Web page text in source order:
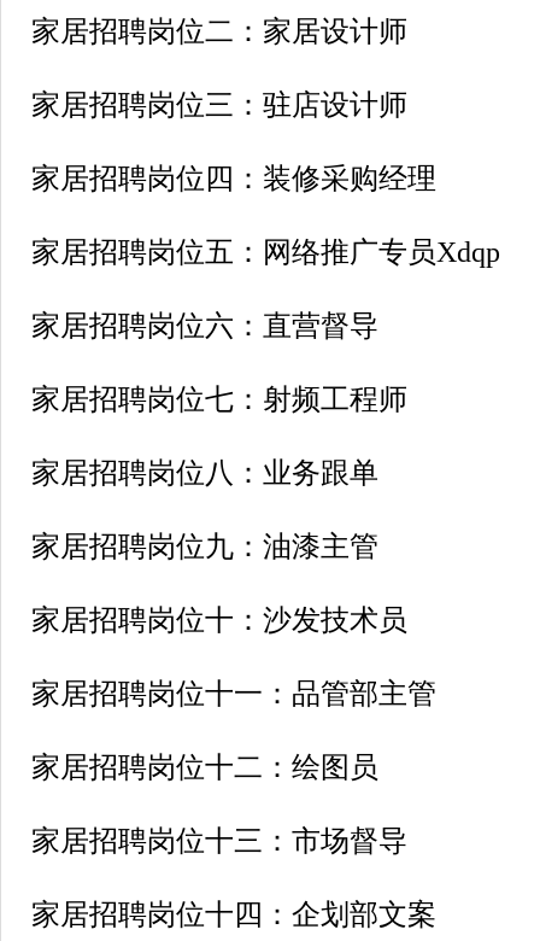
家居招聘岗位二：家居设计师
家居招聘岗位三：驻店设计师
家居招聘岗位四：装修采购经理
家居招聘岗位五：网络推广专员Xdqp
家居招聘岗位六：直营督导
家居招聘岗位七：射频工程师
家居招聘岗位八：业务跟单
家居招聘岗位九：油漆主管
家居招聘岗位十：沙发技术员
家居招聘岗位十一：品管部主管
家居招聘岗位十二：绘图员
家居招聘岗位十三：市场督导
家居招聘岗位十四：企划部文案